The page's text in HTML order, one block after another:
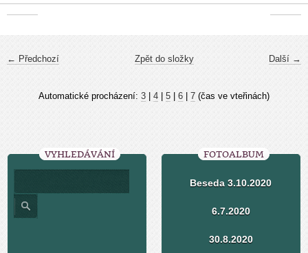
← Předchozí Další →
Zpět do složky
Automatické procházení: 3 4 5 6 7 (čas ve vteřinách)
VYHLEDÁVÁNÍ FOTOALBUM
Beseda 3.10.2020
6.7.2020
30.8.2020